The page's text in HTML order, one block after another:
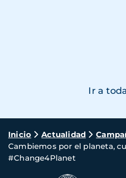
Ir a
Ruta
de
navegación
Inicio Actualidad
Cambiemos por el planeta,
#Change4Planet